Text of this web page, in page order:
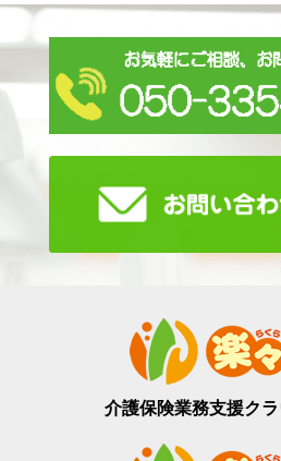
介護保険業務支援ク